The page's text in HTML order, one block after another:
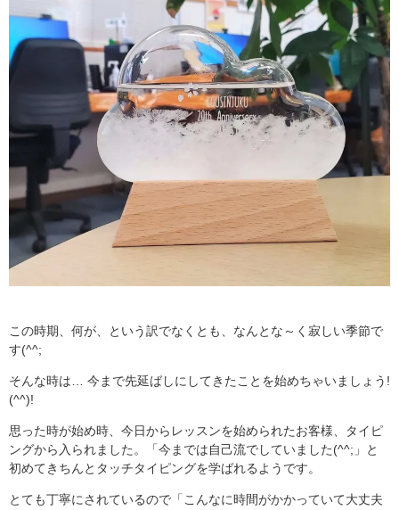
この時期、何が、という訳でなくとも、なんとな～く寂しい季節で
す(^^;
そんな時は… 今まで先延ばしにしてきたことを始めちゃいましょう!
(^^)!
思った時が始め時、今日からレッスンを始められたお客様、タイピ
ングから入られました。「今までは自己流でしていました(^^;」と
初めてきちんとタッチタイピングを学ばれるようです。
とても丁寧にされているので「こんなに時間がかかっていて大丈夫